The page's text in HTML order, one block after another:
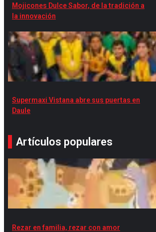
Mojicones Dulce Sabor, de la tradición a
la innovación
Supermaxi Vistana abre sus puertas en
Daule
Artículos populares
Rezar en familia, rezar con amor